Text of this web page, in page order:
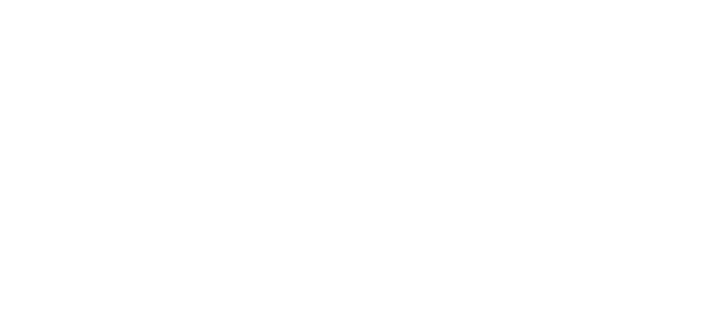
über Ihre Verwendung unserer
Diese Partner können diese Informationen
die sie im Rahmen Ihrer Nutzung der